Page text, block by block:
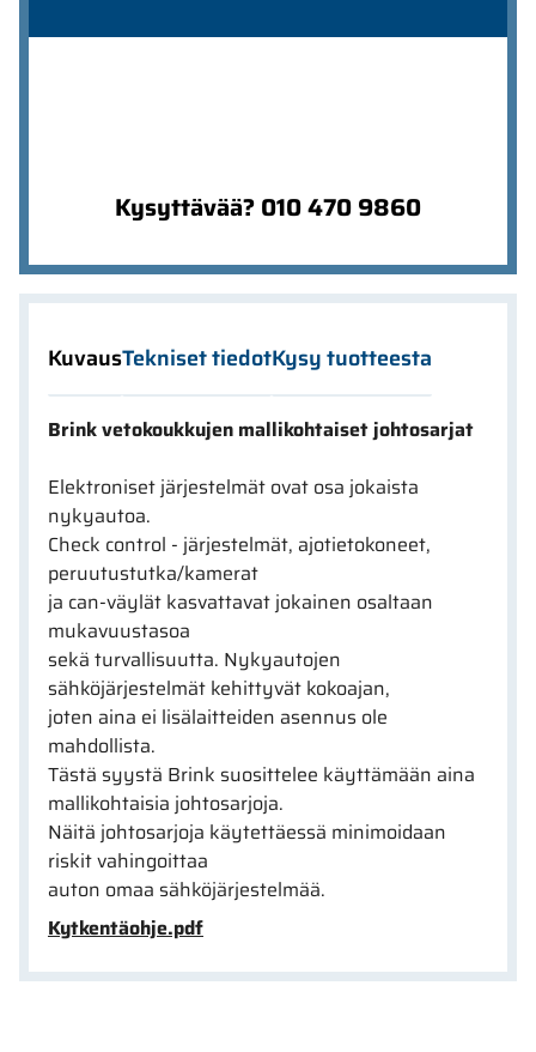
Kysyttävää? 010 470 9860
KuvausTekniset tiedotKysy tuotteesta
Brink vetokoukkujen mallikohtaiset johtosarjat
Elektroniset järjestelmät ovat osa jokaista
nykyautoa.
Check control - järjestelmät, ajotietokoneet,
peruutustutka/kamerat
ja can-väylät kasvattavat jokainen osaltaan
mukavuustasoa
sekä turvallisuutta. Nykyautojen
sähköjärjestelmät kehittyvät kokoajan,
joten aina ei lisälaitteiden asennus ole
mahdollista.
Tästä syystä Brink suosittelee käyttämään aina
mallikohtaisia johtosarjoja.
Näitä johtosarjoja käytettäessä minimoidaan
riskit vahingoittaa
auton omaa sähköjärjestelmää.
Kytkentäohje.pdf